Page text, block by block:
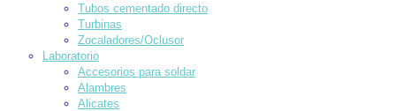
Tubos cementado directo
Turbinas
Zocaladores/Oclusor
Laboratorio
Accesorios para soldar
Alambres
Alicates